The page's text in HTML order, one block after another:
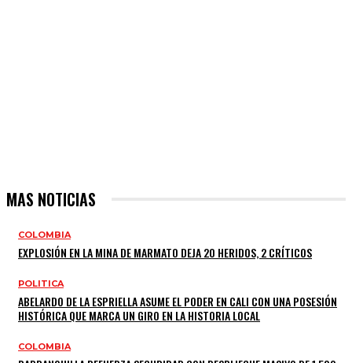
MAS NOTICIAS
COLOMBIA
EXPLOSIÓN EN LA MINA DE MARMATO DEJA 20 HERIDOS, 2 CRÍTICOS
POLITICA
ABELARDO DE LA ESPRIELLA ASUME EL PODER EN CALI CON UNA POSESIÓN
HISTÓRICA QUE MARCA UN GIRO EN LA HISTORIA LOCAL
COLOMBIA